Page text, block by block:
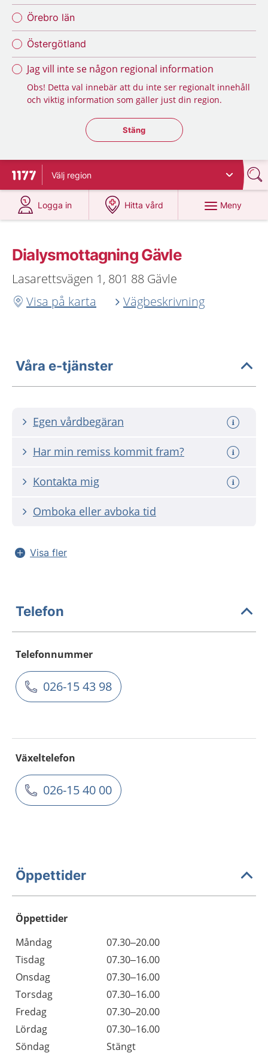
Örebro län
Östergötland
Jag vill inte se någon regional information
Obs! Detta val innebär att du inte ser regionalt innehåll
och viktig information som gäller just din region.
Stäng regionsväljaren
Stäng
Till startsidan för 1177
Välj region
Logga in
på 1177.se
Hitta vård
på 1177.se
Meny
Dialysmottagning Gävle
Lasarettsvägen 1, 801 88 Gävle
Visa på karta
Vägbeskrivning
Våra e-tjänster
Egen vårdbegäran
Har min remiss kommit fram?
Kontakta mig
Omboka eller avboka tid
Visa fler
Telefon
Telefonnummer
026-15 43 98
Växeltelefon
026-15 40 00
Öppettider
Öppettider
Dag
Öppettider
Kommentarer
Måndag
07.30–20.00
Tisdag
07.30–16.00
Onsdag
07.30–16.00
Torsdag
07.30–16.00
Fredag
07.30–20.00
Lördag
07.30–16.00
Söndag
Stängt